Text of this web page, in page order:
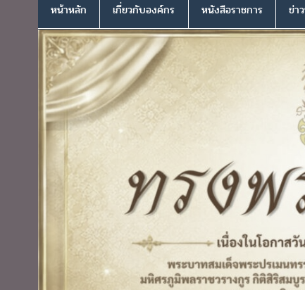
หน้าหลัก เกี่ยวกับองค์กร หนังสือราชการ ข่า